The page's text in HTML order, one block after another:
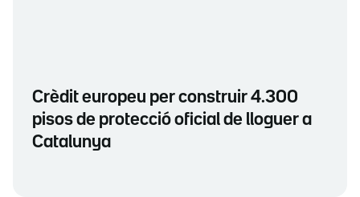
Crèdit europeu per construir 4.300
pisos de protecció oficial de lloguer a
Catalunya